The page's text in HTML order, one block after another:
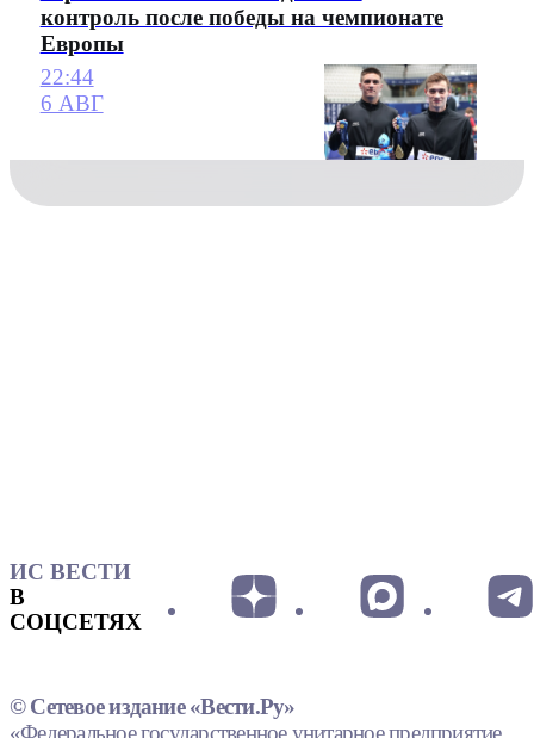
контроль после победы на чемпионате
Европы
22:44
6 АВГ
ИС ВЕСТИ
В
СОЦСЕТЯХ
© Сетевое издание «Вести.Ру»